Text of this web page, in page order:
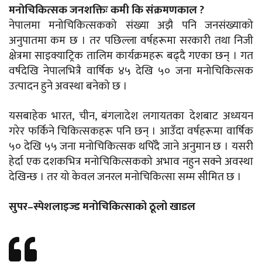
मनोचिकित्सक जनशक्तिः कमी कि संक्रमणकाल ?
नेपालमा मनोचिकित्सकको संख्या अझै पनि जनसंख्याको
अनुपातमा कम छ । तर पछिल्ला वर्षहरूमा सरकारी तथा निजी
क्षेत्रमा साइक्याट्रिक तालिम कार्यक्रमहरू बढ्दै गएका छन् । गत
वर्षदेखि नेपालभित्रै वार्षिक ४५ देखि ५० जना मनोचिकित्सक
उत्पादन हुने अवस्था बनेको छ ।
यसबाहेक भारत, चीन, बंगलादेश लगायतका देशबाट अध्ययन
गरेर फर्किने चिकित्सकहरू पनि छन् । आउँदा वर्षहरूमा वार्षिक
५० देखि ५५ जना मनोचिकित्सक थपिँदै जाने अनुमान छ । यसरी
हेर्दा एक दशकभित्र मनोचिकित्सकको अभाव नहुन सक्ने अवस्था
देखिन्छ । तर यो केवल जनरल मनोचिकित्सा सम्म सीमित छ ।
सुपर–स्पेशलाइज्ड मनोचिकित्साको ठूलो खाडल